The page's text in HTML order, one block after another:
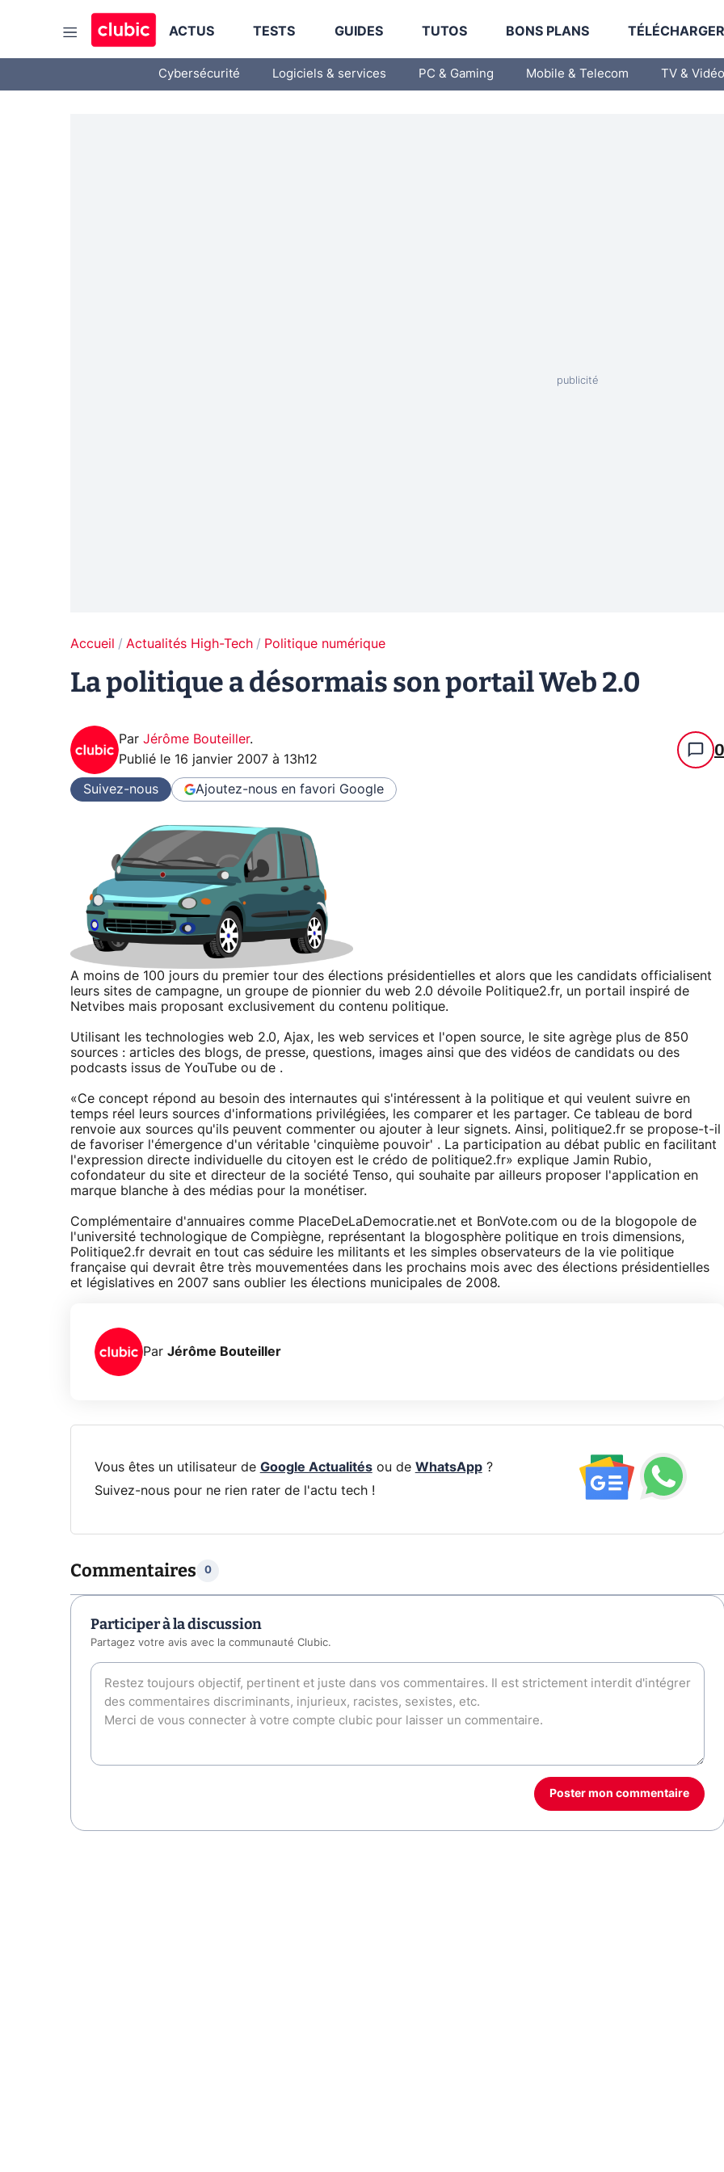
ACTUS TESTS GUIDES TUTOS BONS PLANS
Cybersécurité Logiciels & services PC & Gaming Mobile & Telecom TV & Vidéo
Accueil Actualités High-Tech Politique numérique
La politique a désormais son portail Web 2.0
Par Jérôme Bouteiller.
Publié le 16 janvier 2007 à 13h12 0
Suivez-nous Ajoutez-nous en favori Google
A moins de 100 jours du premier tour des élections présidentielles et alors que les candidats officialisent
leurs sites de campagne, un groupe de pionnier du web 2.0 dévoile Politique2.fr, un portail inspiré de
Netvibes mais proposant exclusivement du contenu politique.
Utilisant les technologies web 2.0, Ajax, les web services et l'open source, le site agrège plus de 850
sources : articles des blogs, de presse, questions, images ainsi que des vidéos de candidats ou des
podcasts issus de YouTube ou de .
«Ce concept répond au besoin des internautes qui s'intéressent à la politique et qui veulent suivre en
temps réel leurs sources d'informations privilégiées, les comparer et les partager. Ce tableau de bord
renvoie aux sources qu'ils peuvent commenter ou ajouter à leur signets. Ainsi, politique2.fr se propose-t-il
de favoriser l'émergence d'un véritable 'cinquième pouvoir' . La participation au débat public en facilitant
l'expression directe individuelle du citoyen est le crédo de politique2.fr» explique Jamin Rubio,
cofondateur du site et directeur de la société Tenso, qui souhaite par ailleurs proposer l'application en
marque blanche à des médias pour la monétiser.
Complémentaire d'annuaires comme PlaceDeLaDemocratie.net et BonVote.com ou de la blogopole de
l'université technologique de Compiègne, représentant la blogosphère politique en trois dimensions,
Politique2.fr devrait en tout cas séduire les militants et les simples observateurs de la vie politique
française qui devrait être très mouvementées dans les prochains mois avec des élections présidentielles
et législatives en 2007 sans oublier les élections municipales de 2008.
Par Jérôme Bouteiller
Vous êtes un utilisateur de Google Actualitésou de WhatsApp?
Suivez-nous pour ne rien rater de l'actu tech !
Commentaires 0
Participer à la discussion
Partagez votre avis avec la communauté Clubic.
Poster mon commentaire